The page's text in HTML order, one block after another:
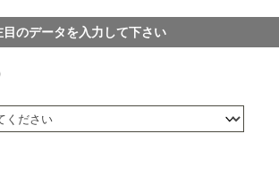
目のデータを入力して下さい